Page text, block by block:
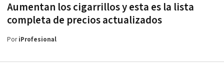
Aumentan los cigarrillos y esta es la lista
completa de precios actualizados
PoriProfesional